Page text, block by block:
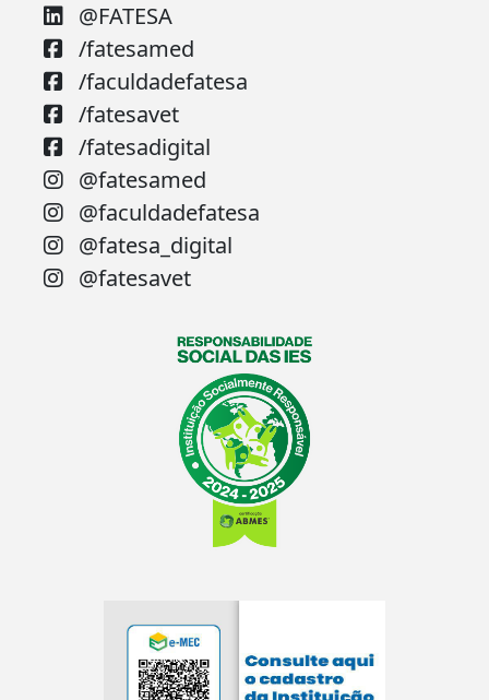
@FATESA
/fatesamed
/faculdadefatesa
/fatesavet
/fatesadigital
@fatesamed
@faculdadefatesa
@fatesa_digital
@fatesavet